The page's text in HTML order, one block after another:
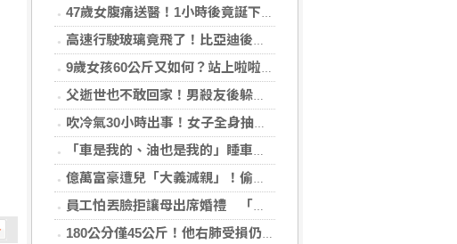
47歲女腹痛送醫！1小時後竟誕下女嬰 26歲女兒：以為只是變胖
高速行駛玻璃竟飛了！比亞迪後擋風玻璃脫落 砸中後車前擋全裂
9歲女孩60公斤又如何？站上啦啦隊C位驚艷全場 千萬網友被圈粉
父逝世也不敢回家！男殺友後躲深山21年「活得像野人」 1關鍵出面自首
吹冷氣30小時出事！女子全身抽搐送醫 醫揭真正元凶不是冷氣
「車是我的、油也是我的」睡車竟被收住宿費 官方一句話打臉飯店
億萬富豪遭兒「大義滅親」！偷生子怕曝光 竟盜鄰居身份辦假證落戶
員工怕丟臉拒讓母出席婚禮 「最愛發錢老闆」震怒開除：我看不起你
180公分僅45公斤！他右肺受損仍苦練2年 「紙片人」逆襲成健壯男